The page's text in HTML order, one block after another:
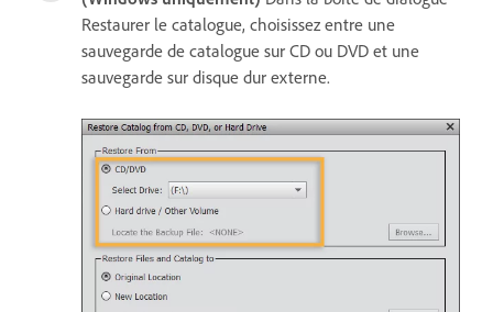
Restaurer le catalogue, choisissez entre une
sauvegarde de catalogue sur CD ou DVD et une
sauvegarde sur disque dur externe.